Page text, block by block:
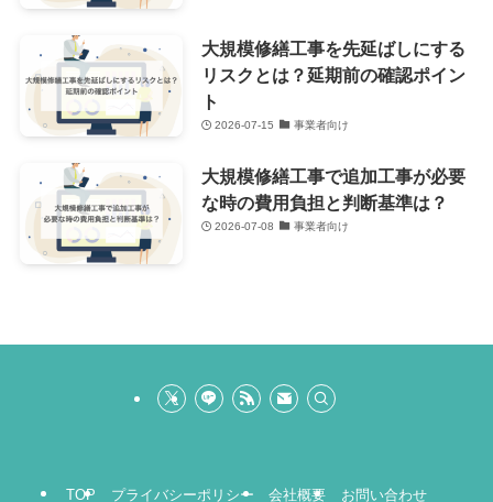
大規模修繕工事を先延ばしにする
リスクとは？延期前の確認ポイン
ト
2026-07-15 事業者向け
大規模修繕工事で追加工事が必要
な時の費用負担と判断基準は？
2026-07-08 事業者向け
TOP プライバシーポリシー 会社概要 お問い合わせ